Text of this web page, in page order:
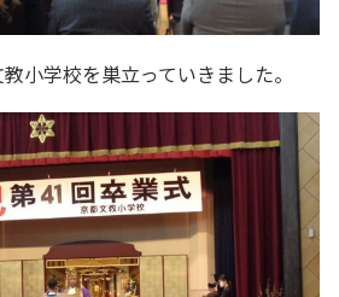
小学校を巣立っていきました。